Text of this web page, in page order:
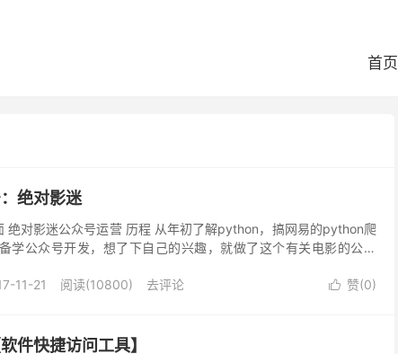
首页
绝对影迷
绝对影迷公众号运营 历程 从年初了解python，搞网易的python爬
学公众号开发，想了下自己的兴趣，就做了这个有关电影的公众
 赞(0)
11-21 阅读(10800) 去评论
件快捷访问工具】